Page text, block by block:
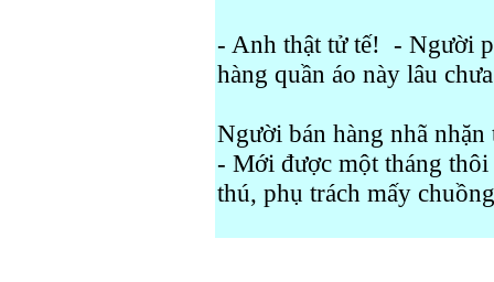
- Anh thật tử tế! - Người
hàng quần áo này lâu
Người bán hàng nhã nhặn
- Mới được một tháng
thú, phụ trách mấy